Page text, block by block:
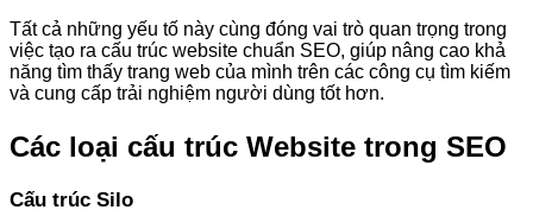
Tất cả những yếu tố này cùng đóng vai trò quan trọng trong
việc tạo ra cấu trúc website chuẩn SEO, giúp nâng cao khả
năng tìm thấy trang web của mình trên các công cụ tìm kiếm
và cung cấp trải nghiệm người dùng tốt hơn.
Các loại cấu trúc Website trong SEO
Cấu trúc Silo